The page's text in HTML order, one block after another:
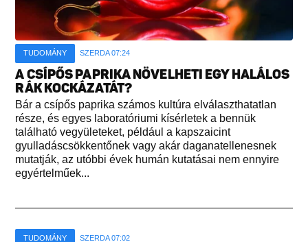
TUDOMÁNY SZERDA 07:24
A CSÍPŐS PAPRIKA NÖVELHETI EGY HALÁLOS
RÁK KOCKÁZATÁT?
Bár a csípős paprika számos kultúra elválaszthatatlan
része, és egyes laboratóriumi kísérletek a bennük
található vegyületeket, például a kapszaicint
gyulladáscsökkentőnek vagy akár daganatellenesnek
mutatják, az utóbbi évek humán kutatásai nem ennyire
egyértelműek...
TUDOMÁNY SZERDA 07:02